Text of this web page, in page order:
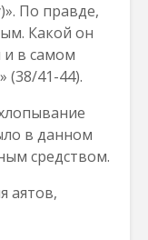
По правде,
Какой он
и в самом
(38/41-44).
в данном
средством.
аятов,